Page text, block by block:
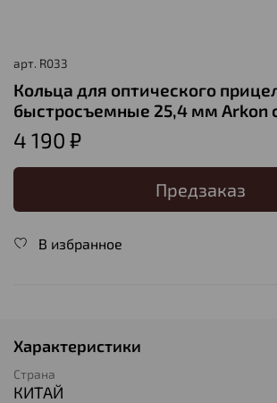
арт. R033
Кольца для оптического
быстросъемные 25,4 мм Arkon
4 190 ₽
Предзаказ
В избранное
Характеристики
Страна
КИТАЙ